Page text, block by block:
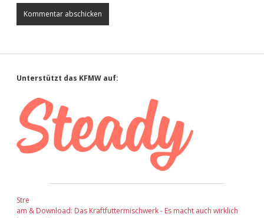
Sidebar
Unterstützt das KFMW auf:
Stre
am & Download: Das Kraftfuttermischwerk - Es macht auch wirklich